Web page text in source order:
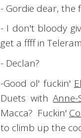
- Gordie dear, the
- I don't bloody
get a ffffin
- Declan?
-Good ol' fuckin'
Duets with
Macca? Fuckin'
to climb up the